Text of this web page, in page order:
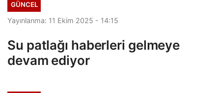
GÜNCEL
Yayınlanma: 11 Ekim 2025 - 14:15
Su patlağı haberleri gelmeye
devam ediyor